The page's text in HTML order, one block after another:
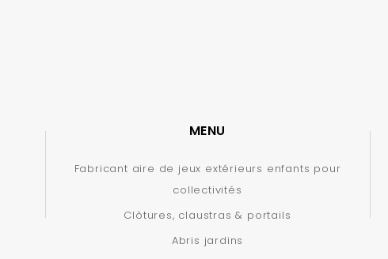
MENU
Fabricant aire de jeux extérieurs enfants pour
collectivités
Clôtures, claustras & portails
Abris jardins